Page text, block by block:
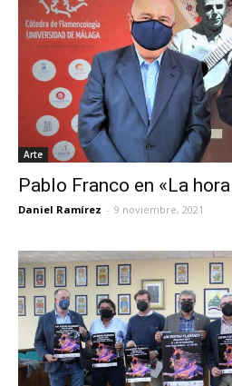
Arte
Pablo Franco en «La
Daniel Ramírez - 9 noviembre, 2021